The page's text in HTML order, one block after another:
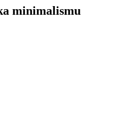
minimalismu